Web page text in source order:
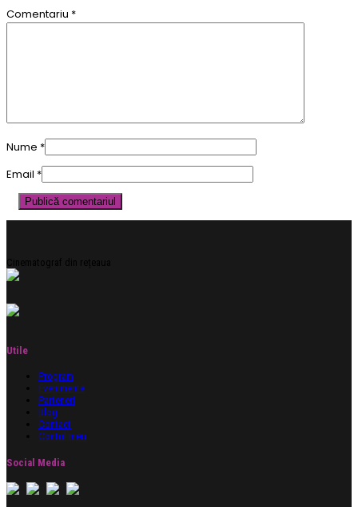
Comentariu *
Nume *
Email *
Cinematograf din rețeaua
Utile
Program
Evenimente
Parteneri
Blog
Contact
Contul meu
Social Media